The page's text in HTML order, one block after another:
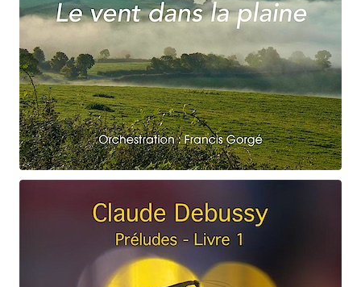
Claude Debussy
Le vent dans la plaine